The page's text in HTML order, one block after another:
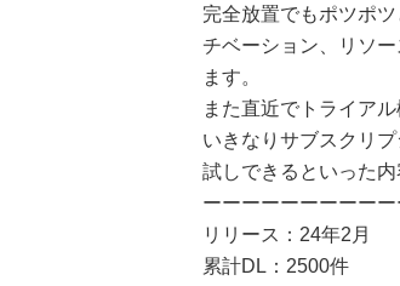
完全放置でもポツポ
チベーション、リソ
ます。
また直近でトライア
いきなりサブスクリ
試しできるといった内
ーーーーーーーーーー
リリース：24年2月
累計DL：2500件